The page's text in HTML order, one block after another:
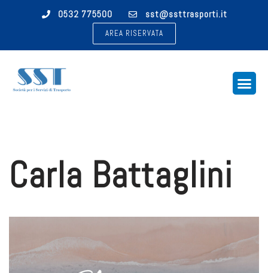
contenuto
0532 775500 sst@ssttrasporti.it
AREA RISERVATA
Carla Battaglini